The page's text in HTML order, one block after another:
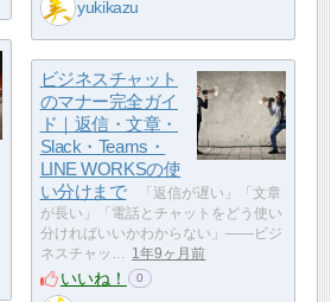
yukikazu
ビジネスチャット
のマナー完全ガイ
ド｜返信・文章・
Slack・Teams・
LINE WORKSの使
い分けまで
「返信が遅い」「文章
が長い」「電話とチャットをどう使い
分ければいいかわからない」――ビジ
ネスチャッ… 1年9ヶ月前
いいね！ 0